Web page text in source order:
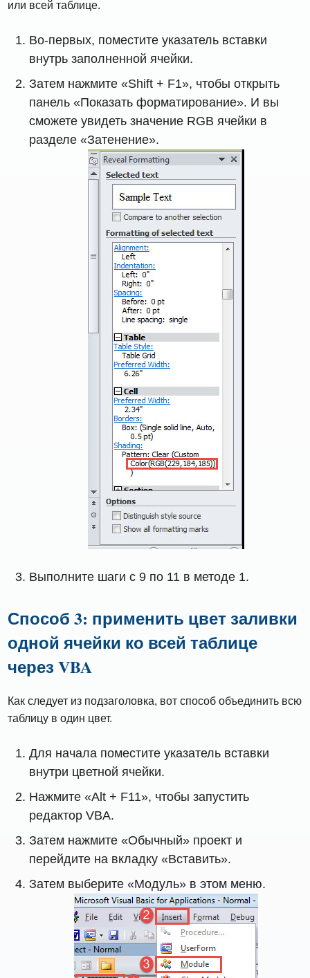
или всей таблице.
Во-первых, поместите указатель вставки
внутрь заполненной ячейки.
Затем нажмите «Shift + F1», чтобы открыть
панель «Показать форматирование». И вы
сможете увидеть значение RGB ячейки в
разделе «Затенение».
Выполните шаги с 9 по 11 в методе 1.
Способ 3: применить цвет заливки
одной ячейки ко всей таблице
через VBA
Как следует из подзаголовка, вот способ объединить всю
таблицу в один цвет.
Для начала поместите указатель вставки
внутри цветной ячейки.
Нажмите «Alt + F11», чтобы запустить
редактор VBA.
Затем нажмите «Обычный» проект и
перейдите на вкладку «Вставить».
Затем выберите «Модуль» в этом меню.